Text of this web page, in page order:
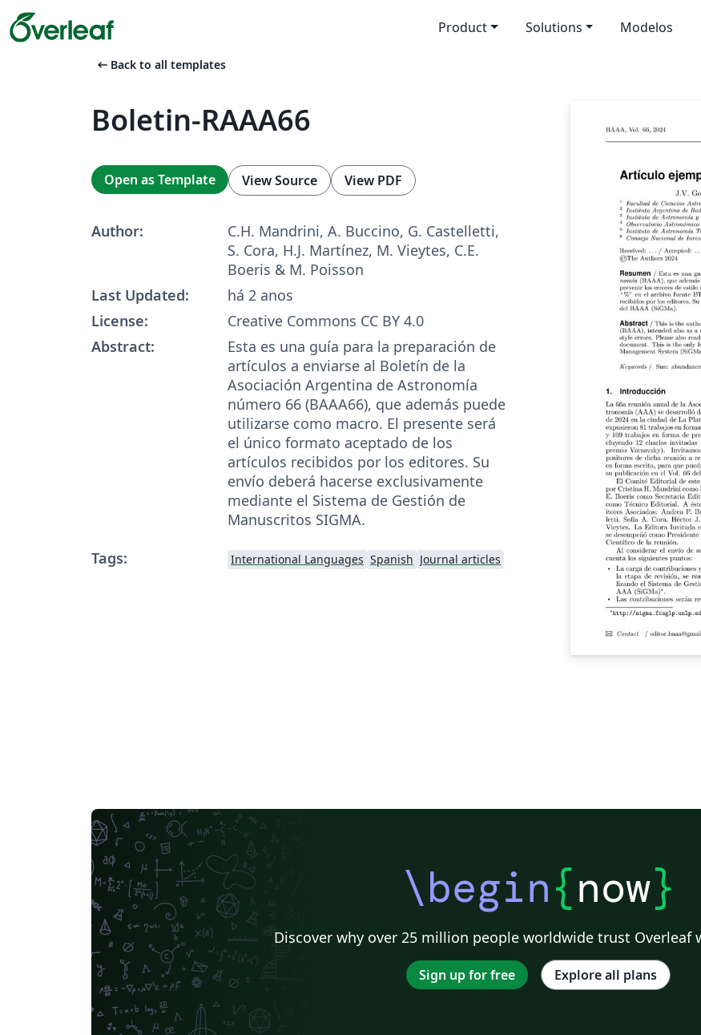
Product Solutions Modelos
arrow_left_alt Back to all templates
Boletin-RAAA66
Open as Template View Source View PDF
Author:
C.H. Mandrini, A. Buccino, G. Castelletti,
S. Cora, H.J. Martínez, M. Vieytes, C.E.
Boeris & M. Poisson
Last Updated:
há 2 anos
License:
Creative Commons CC BY 4.0
Abstract:
Esta es una guía para la preparación de
artículos a enviarse al Boletín de la
Asociación Argentina de Astronomía
número 66 (BAAA66), que además puede
utilizarse como macro. El presente será
el único formato aceptado de los
artículos recibidos por los editores. Su
envío deberá hacerse exclusivamente
mediante el Sistema de Gestión de
Manuscritos SIGMA.
Tags:
International Languages Spanish Journal articles
\begin{now}
Discover why over 25 million people worldwide trust Overleaf
Sign up for free Explore all plans